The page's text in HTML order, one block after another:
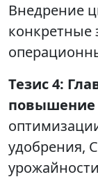
Внедрение
конкретные
Тезис 4:
повышение
удобрения,